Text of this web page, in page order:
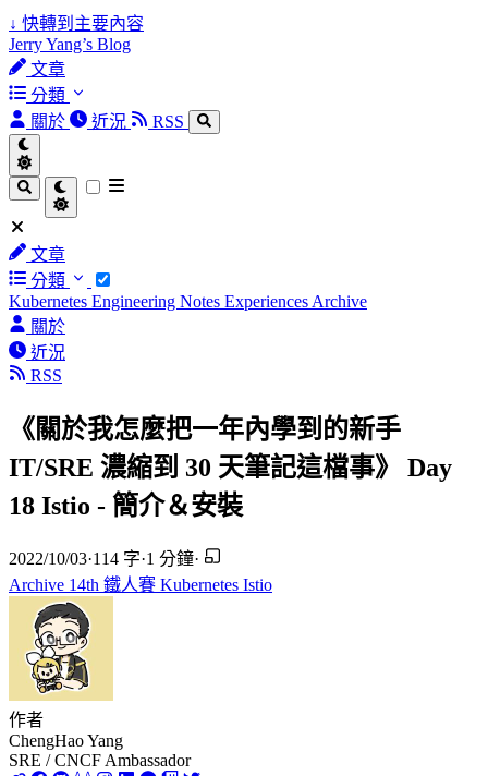
↓ 快轉到主要內容
Jerry Yang’s Blog
文章
分類
關於
近況 RSS
文章
分類
Kubernetes Engineering Notes Experiences Archive
關於
近況
RSS
《關於我怎麼把一年內學到的新手
IT/SRE 濃縮到 30 天筆記這檔事》 Day
18 Istio - 簡介＆安裝
2022/10/03·114 字·1 分鐘·
Archive 14th 鐵人賽 Kubernetes Istio
作者
ChengHao Yang
SRE / CNCF Ambassador